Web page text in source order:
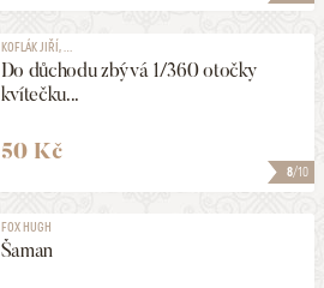
8/10
KOFLÁK JIŘÍ, ...
Do důchodu zbývá 1/360 otočky
kvítečku...
50 Kč
FOX HUGH
Šaman